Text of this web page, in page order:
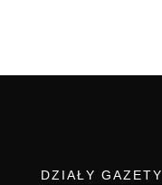
DZIAŁY GAZETY